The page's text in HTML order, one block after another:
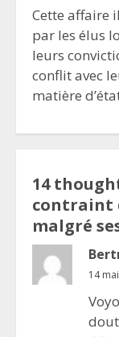
Cette affaire
par les élus
leurs
conflit avec
matière
14
contraint
malgré
14